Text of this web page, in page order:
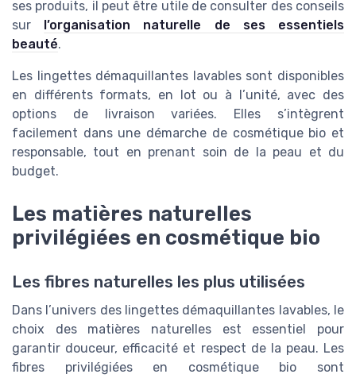
ses produits, il peut être utile de consulter des conseils
sur l’organisation naturelle de ses essentiels
beauté.
Les lingettes démaquillantes lavables sont disponibles
en différents formats, en lot ou à l’unité, avec des
options de livraison variées. Elles s’intègrent
facilement dans une démarche de cosmétique bio et
responsable, tout en prenant soin de la peau et du
budget.
Les matières naturelles
privilégiées en cosmétique bio
Les fibres naturelles les plus utilisées
Dans l’univers des lingettes démaquillantes lavables, le
choix des matières naturelles est essentiel pour
garantir douceur, efficacité et respect de la peau. Les
fibres privilégiées en cosmétique bio sont